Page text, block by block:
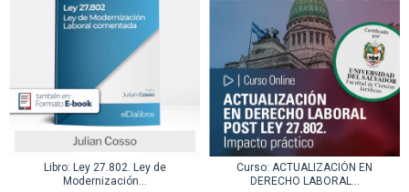
Libro: Ley 27.802. Ley de
Modernización...
Curso: ACTUALIZACIÓN EN
DERECHO LABORAL...